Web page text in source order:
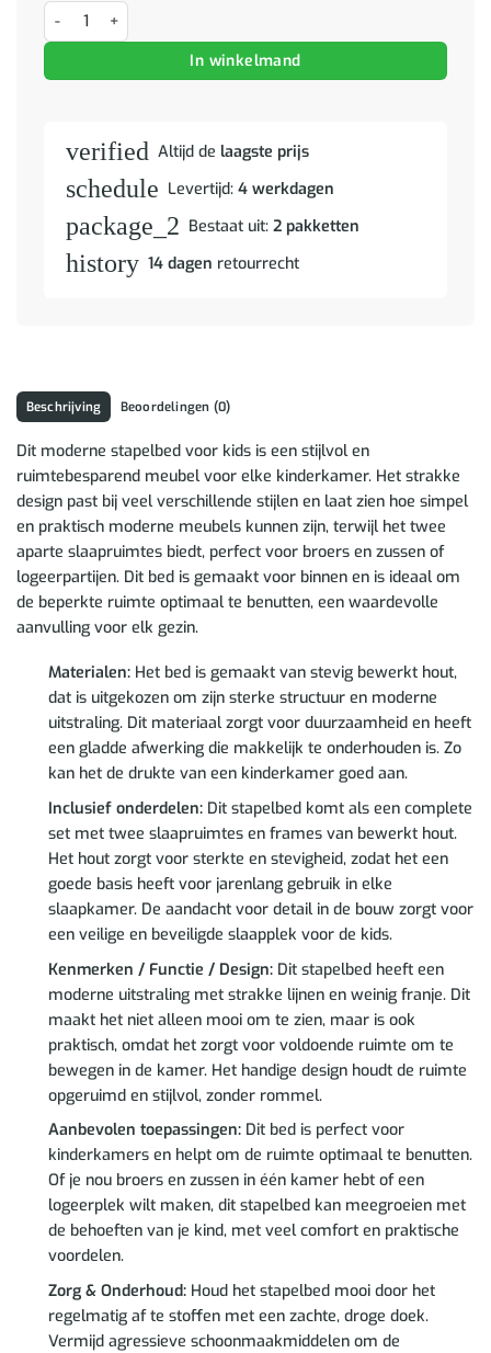
Bunk Bed voor Kinderen Gerookt eiken 90 x 200 cm Bewerkt hout
In winkelmand
verified Altijd de laagste prijs
schedule Levertijd: 4 werkdagen
package_2 Bestaat uit: 2 pakketten
history 14 dagen retourrecht
Beschrijving Beoordelingen (0)
Dit moderne stapelbed voor kids is een stijlvol en
ruimtebesparend meubel voor elke kinderkamer. Het strakke
design past bij veel verschillende stijlen en laat zien hoe simpel
en praktisch moderne meubels kunnen zijn, terwijl het twee
aparte slaapruimtes biedt, perfect voor broers en zussen of
logeerpartijen. Dit bed is gemaakt voor binnen en is ideaal om
de beperkte ruimte optimaal te benutten, een waardevolle
aanvulling voor elk gezin.
Materialen:Het bed is gemaakt van stevig bewerkt hout,
dat is uitgekozen om zijn sterke structuur en moderne
uitstraling. Dit materiaal zorgt voor duurzaamheid en heeft
een gladde afwerking die makkelijk te onderhouden is. Zo
kan het de drukte van een kinderkamer goed aan.
Inclusief onderdelen:Dit stapelbed komt als een complete
set met twee slaapruimtes en frames van bewerkt hout.
Het hout zorgt voor sterkte en stevigheid, zodat het een
goede basis heeft voor jarenlang gebruik in elke
slaapkamer. De aandacht voor detail in de bouw zorgt voor
een veilige en beveiligde slaapplek voor de kids.
Kenmerken / Functie / Design:Dit stapelbed heeft een
moderne uitstraling met strakke lijnen en weinig franje. Dit
maakt het niet alleen mooi om te zien, maar is ook
praktisch, omdat het zorgt voor voldoende ruimte om te
bewegen in de kamer. Het handige design houdt de ruimte
opgeruimd en stijlvol, zonder rommel.
Aanbevolen toepassingen:Dit bed is perfect voor
kinderkamers en helpt om de ruimte optimaal te benutten.
Of je nou broers en zussen in één kamer hebt of een
logeerplek wilt maken, dit stapelbed kan meegroeien met
de behoeften van je kind, met veel comfort en praktische
voordelen.
Zorg & Onderhoud:Houd het stapelbed mooi door het
regelmatig af te stoffen met een zachte, droge doek.
Vermijd agressieve schoonmaakmiddelen om de